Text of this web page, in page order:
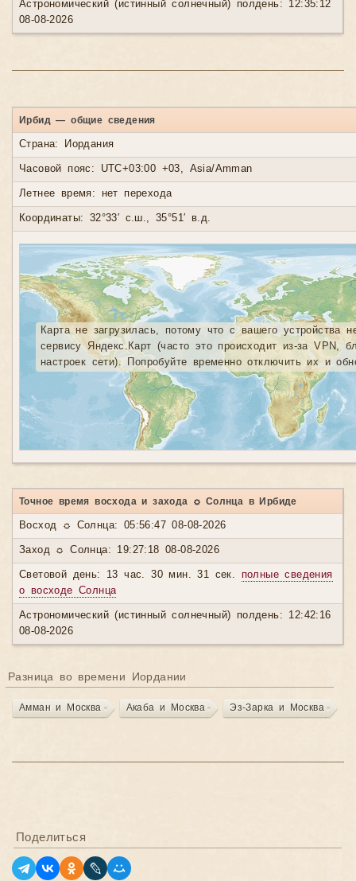
Астрономический (истинный солнечный) полдень: 12:35:12
08-08-2026
Ирбид — общие сведения
Страна: Иордания
Часовой пояс: UTC+03:00 +03, Asia/Amman
Летнее время: нет перехода
Координаты: 32°33′ с.ш., 35°51′ в.д.
Карта не загрузилась, потому что с вашего устройства
сервису Яндекс.Карт (часто это происходит из-за VPN,
настроек сети). Попробуйте временно отключить их и
Точное время восхода и захода ☼ Солнца в Ирбиде
Восход ☼ Солнца: 05:56:47 08-08-2026
Заход ☼ Солнца: 19:27:18 08-08-2026
Световой день: 13 час. 30 мин. 31 сек. полные сведения
о восходе Солнца
Астрономический (истинный солнечный) полдень: 12:42:16
08-08-2026
Разница во времени Иордании
Амман и Москва Акаба и Москва Эз-Зарка и Москва
Поделиться